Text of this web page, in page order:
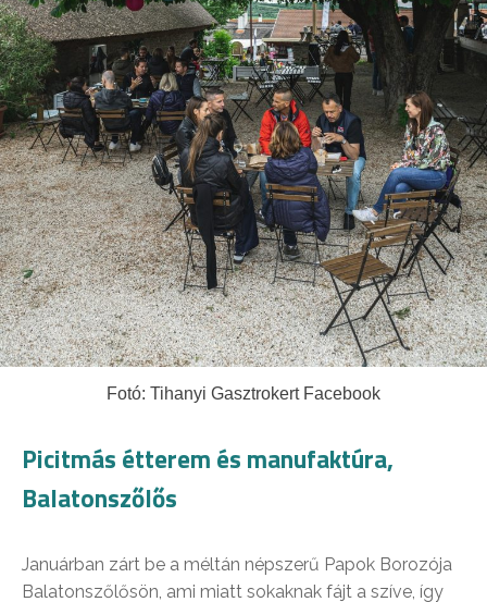
Fotó: Tihanyi Gasztrokert Facebook
Picitmás étterem és manufaktúra,
Balatonszőlős
Januárban zárt be a méltán népszerű Papok Borozója
Balatonszőlősön, ami miatt sokaknak fájt a szíve, így